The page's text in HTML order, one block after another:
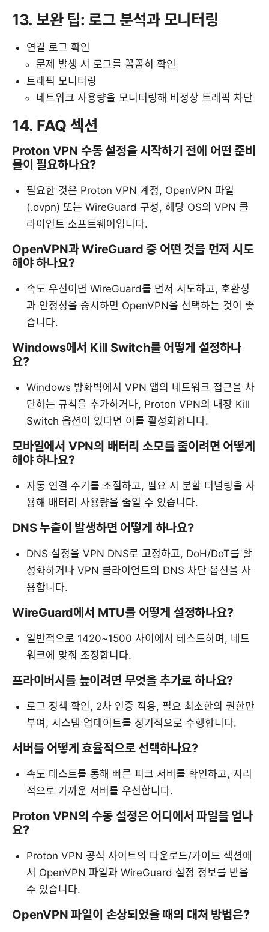
13. 보완 팁: 로그 분석과 모니터링
연결 로그 확인
문제 발생 시 로그를 꼼꼼히 확인
트래픽 모니터링
네트워크 사용량을 모니터링해 비정상 트래픽 차단
14. FAQ 섹션
Proton VPN 수동 설정을 시작하기 전에 어떤 준비
물이 필요하나요?
필요한 것은 Proton VPN 계정, OpenVPN 파일
(.ovpn) 또는 WireGuard 구성, 해당 OS의 VPN 클
라이언트 소프트웨어입니다.
OpenVPN과 WireGuard 중 어떤 것을 먼저 시도
해야 하나요?
속도 우선이면 WireGuard를 먼저 시도하고, 호환성
과 안정성을 중시하면 OpenVPN을 선택하는 것이 좋
습니다.
Windows에서 Kill Switch를 어떻게 설정하나
요?
Windows 방화벽에서 VPN 앱의 네트워크 접근을 차
단하는 규칙을 추가하거나, Proton VPN의 내장 Kill
Switch 옵션이 있다면 이를 활성화합니다.
모바일에서 VPN의 배터리 소모를 줄이려면 어떻게
해야 하나요?
자동 연결 주기를 조절하고, 필요 시 분할 터널링을 사
용해 배터리 사용량을 줄일 수 있습니다.
DNS 누출이 발생하면 어떻게 하나요?
DNS 설정을 VPN DNS로 고정하고, DoH/DoT를 활
성화하거나 VPN 클라이언트의 DNS 차단 옵션을 사
용합니다.
WireGuard에서 MTU를 어떻게 설정하나요?
일반적으로 1420~1500 사이에서 테스트하며, 네트
워크에 맞춰 조정합니다.
프라이버시를 높이려면 무엇을 추가로 하나요?
로그 정책 확인, 2차 인증 적용, 필요 최소한의 권한만
부여, 시스템 업데이트를 정기적으로 수행합니다.
서버를 어떻게 효율적으로 선택하나요?
속도 테스트를 통해 빠른 피크 서버를 확인하고, 지리
적으로 가까운 서버를 우선합니다.
Proton VPN의 수동 설정은 어디에서 파일을 얻나
요?
Proton VPN 공식 사이트의 다운로드/가이드 섹션에
서 OpenVPN 파일과 WireGuard 설정 정보를 받을
수 있습니다.
OpenVPN 파일이 손상되었을 때의 대처 방법은?